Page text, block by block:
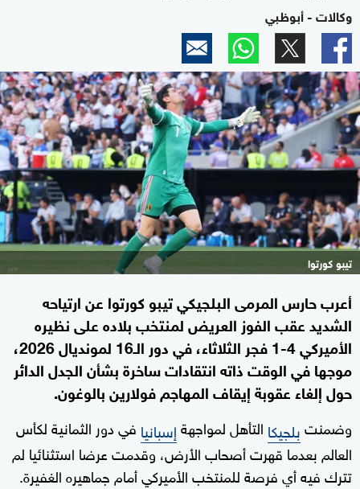
وكالات - أبوظبي
تيبو كورتوا
أعرب حارس المرمى البلجيكي تيبو كورتوا عن ارتياحه
الشديد عقب الفوز العريض لمنتخب بلاده على نظيره
الأميركي 4-1 فجر الثلاثاء، في دور الـ16 لمونديال 2026،
موجها في الوقت ذاته انتقادات ساخرة بشأن الجدل الدائر
حول إلغاء عقوبة إيقاف المهاجم فولارين بالوغون.
وضمنتبلجيكا التأهل لمواجهةإسبانيا في دور الثمانية لكأس
العالم بعدما قهرت أصحاب الأرض، وقدمت عرضا استثنائيا لم
تترك فيه أي فرصة للمنتخب الأميركي أمام جماهيره الغفيرة.